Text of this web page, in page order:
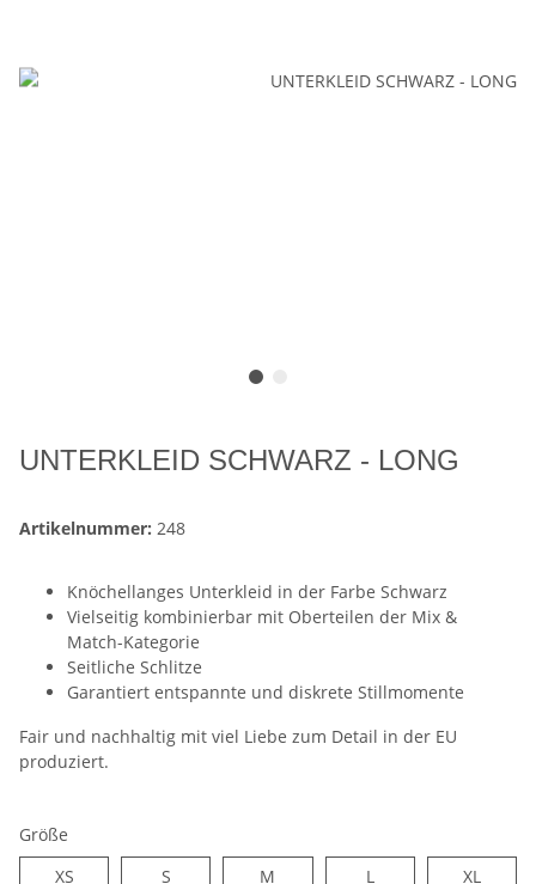
UNTERKLEID SCHWARZ - LONG
Artikelnummer: 248
Knöchellanges Unterkleid in der Farbe Schwarz
Vielseitig kombinierbar mit Oberteilen der Mix &
Match-Kategorie
Seitliche Schlitze
Garantiert entspannte und diskrete Stillmomente
Fair und nachhaltig mit viel Liebe zum Detail in der EU
produziert.
Größe
XSXS SS M L XL